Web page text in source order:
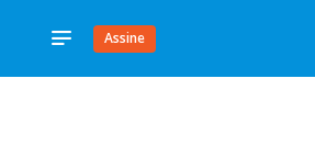
Assine